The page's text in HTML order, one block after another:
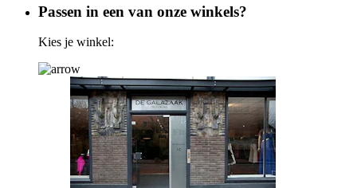
Passen in een van onze winkels?
Kies je winkel: